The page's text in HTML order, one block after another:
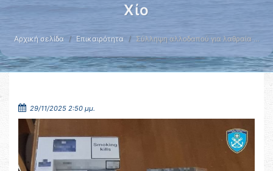
Χίο
Αρχική σελίδα Επικαιρότητα Σύλληψη αλλοδαπού για λαθραία …
29/11/2025 2:50 μμ.